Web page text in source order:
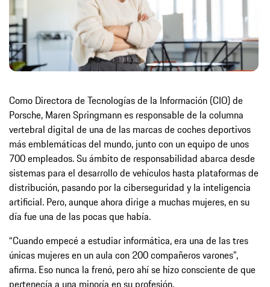
Como Directora de Tecnologías de la Información (CIO) de
Porsche, Maren Springmann es responsable de la columna
vertebral digital de una de las marcas de coches deportivos
más emblemáticas del mundo, junto con un equipo de unos
700 empleados. Su ámbito de responsabilidad abarca desde
sistemas para el desarrollo de vehículos hasta plataformas de
distribución, pasando por la ciberseguridad y la inteligencia
artificial. Pero, aunque ahora dirige a muchas mujeres, en su
día fue una de las pocas que había.
“Cuando empecé a estudiar informática, era una de las tres
únicas mujeres en un aula con 200 compañeros varones”,
afirma. Eso nunca la frenó, pero ahí se hizo consciente de que
pertenecía a una minoría en su profesión.